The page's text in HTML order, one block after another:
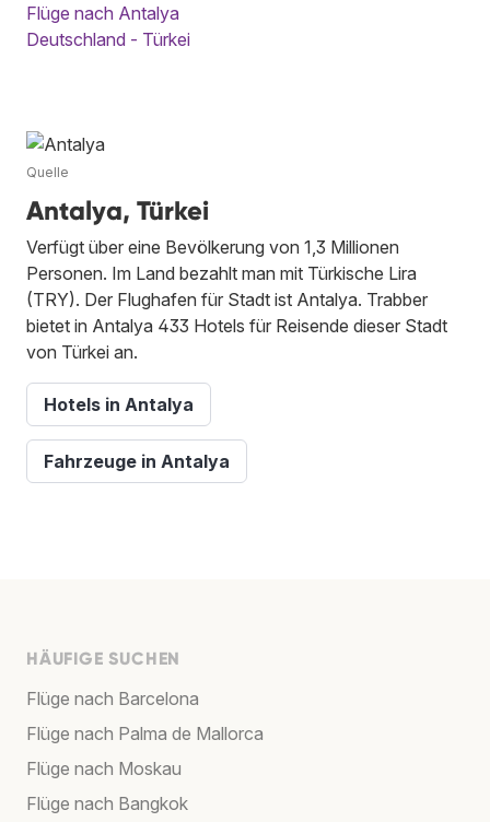
Flüge nach Antalya
Deutschland - Türkei
Quelle
Antalya, Türkei
Verfügt über eine Bevölkerung von 1,3 Millionen
Personen. Im Land bezahlt man mit Türkische Lira
(TRY). Der Flughafen für Stadt ist Antalya. Trabber
bietet in Antalya 433 Hotels für Reisende dieser Stadt
von Türkei an.
Hotels in Antalya
Fahrzeuge in Antalya
HÄUFIGE SUCHEN
Flüge nach Barcelona
Flüge nach Palma de Mallorca
Flüge nach Moskau
Flüge nach Bangkok